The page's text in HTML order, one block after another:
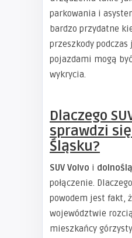
parkowania i
bardzo przydatne
przeszkody
pojazdami mogą
wykrycia.
Dlaczego
sprawdzi
Śląsku?
SUV Volvo i
połączenie.
powodem jest fakt,
województwie
mieszkańcy